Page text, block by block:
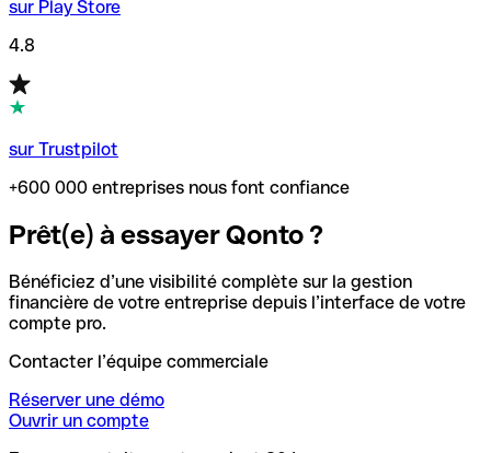
sur Play Store
4.8
sur Trustpilot
+600 000 entreprises nous font confiance
Prêt(e) à essayer Qonto ?
Bénéficiez d’une visibilité complète sur la gestion
financière de votre entreprise depuis l’interface de votre
compte pro.
Contacter l’équipe commerciale
Réserver une démo
Ouvrir un compte